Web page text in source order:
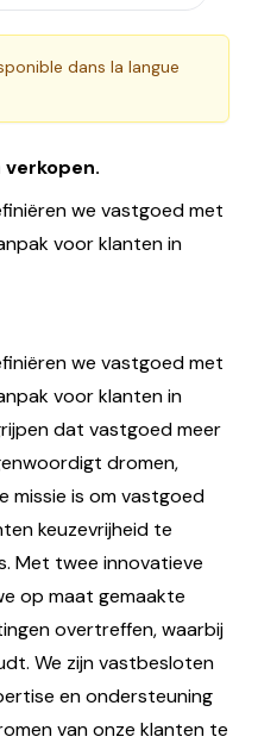
dans la langue
verkopen.
we vastgoed met
voor klanten in
we vastgoed met
voor klanten in
dat vastgoed meer
dromen,
missie is om vastgoed
keuzevrijheid te
Met twee innovatieve
op maat gemaakte
overtreffen, waarbij
We zijn vastbesloten
en ondersteuning
van onze klanten te